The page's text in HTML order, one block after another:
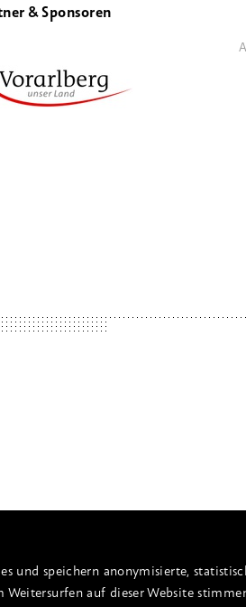
& Sponsoren
und speichern anonymisierte,
auf dieser Website